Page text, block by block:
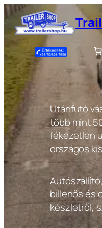
Ugrás
a
tartalomhoz
Utánfutó
több mint
fékezetlen
országos
billenős és
készletről,